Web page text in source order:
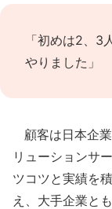
「初めは2、3
やりました」
顧客は日本企
リューションサ
ツコツと実績を
え、大手企業と